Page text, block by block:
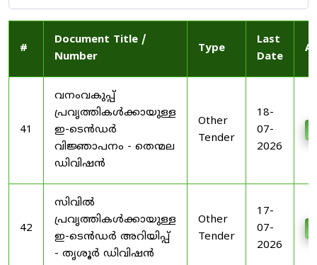
#
Document Title /
Number
Type
Last
Date
41
വനംവകുപ്പ്
പ്രവൃത്തികൾക്കായുള്ള
ഇ-ടെൻഡർ
വിജ്ഞാപനം - തെന്മല
ഡിവിഷൻ
Other
Tender
18-
07-
2026
42
സിവിൽ
പ്രവൃത്തികൾക്കായുള്ള
ഇ-ടെൻഡർ അറിയിപ്പ്
- തൃശൂർ ഡിവിഷൻ
Other
Tender
17-
07-
2026